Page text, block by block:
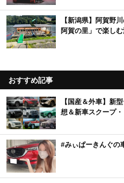
【新潟県】阿賀野
阿賀の里」で楽し
おすすめ記事
【国産＆外車】新
想＆新車スクープ
#みぃぱーきんぐの